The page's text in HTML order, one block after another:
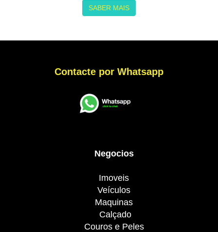
SABER MAIS
Contacte por Whatsapp
Negocios
Imoveis
Veículos
Maquinas
Calçado
Couros e Peles